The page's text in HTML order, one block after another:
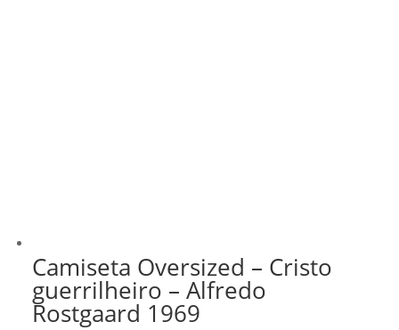
Camiseta Oversized – Cristo
guerrilheiro – Alfredo
Rostgaard 1969